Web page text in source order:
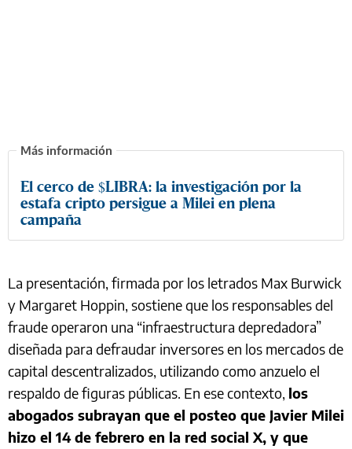
El cerco de $LIBRA: la investigación por la
estafa cripto persigue a Milei en plena
campaña
La presentación, firmada por los letrados Max Burwick
y Margaret Hoppin, sostiene que los responsables del
fraude operaron una “infraestructura depredadora”
diseñada para defraudar inversores en los mercados de
capital descentralizados, utilizando como anzuelo el
respaldo de figuras públicas. En ese contexto, los
abogados subrayan que el posteo que Javier Milei
hizo el 14 de febrero en la red social X, y que